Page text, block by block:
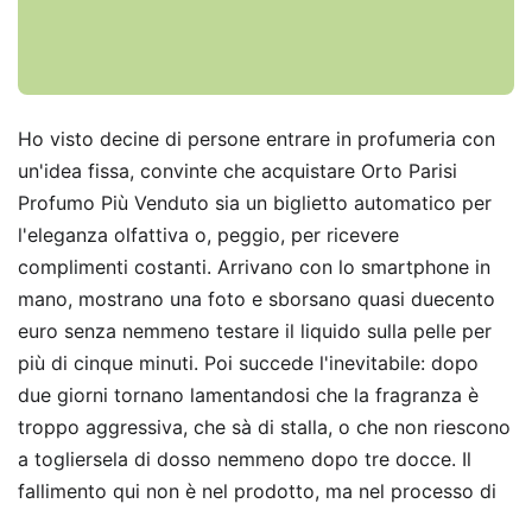
Ho visto decine di persone entrare in profumeria con
un'idea fissa, convinte che acquistare Orto Parisi
Profumo Più Venduto sia un biglietto automatico per
l'eleganza olfattiva o, peggio, per ricevere
complimenti costanti. Arrivano con lo smartphone in
mano, mostrano una foto e sborsano quasi duecento
euro senza nemmeno testare il liquido sulla pelle per
più di cinque minuti. Poi succede l'inevitabile: dopo
due giorni tornano lamentandosi che la fragranza è
troppo aggressiva, che sà di stalla, o che non riescono
a togliersela di dosso nemmeno dopo tre docce. Il
fallimento qui non è nel prodotto, ma nel processo di